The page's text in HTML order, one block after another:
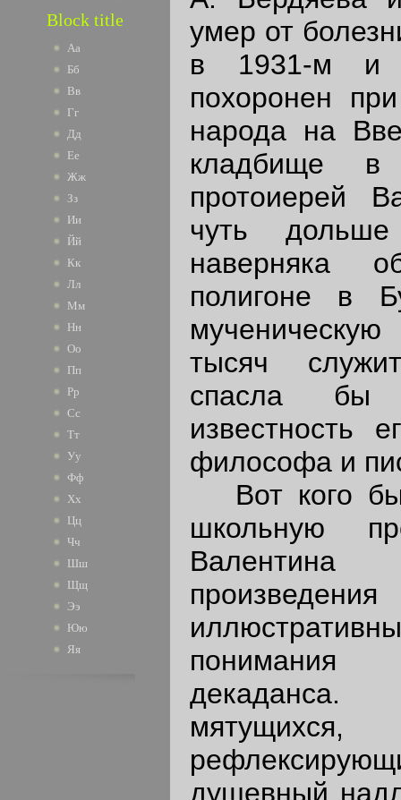
Block title
Аа
Бб
Вв
Гг
Дд
Ее
Жж
Зз
Ии
Йй
Кк
Лл
Мм
Нн
Оо
Пп
Рр
Сс
Тт
Уу
Фф
Хх
Цц
Чч
Шш
Щщ
Ээ
Юю
Яя
умер от
в 1931-м и
похоронен
народа на
кладбище в
протоиерей
чуть
наверняка
полигоне в
тысяч
спасла бы
известность
философа и
Вот кого
школьную
Валентина
понимания
душевный